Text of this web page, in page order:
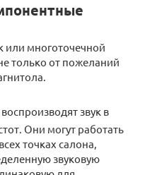
или многоточечной
только от пожеланий
звук в
Они могут работать
точках салона,
звуковую